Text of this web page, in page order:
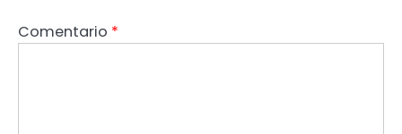
Comentario *